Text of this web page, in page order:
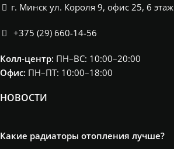
г. Минск ул. Короля 9, офис 25, 6 этаж
+375 (29) 660-14-56
Колл-центр: ПН–ВС: 10:00–20:00​
Офис: ПН–ПТ: 10:00–18:00
НОВОСТИ
Какие радиаторы отопления лучше?